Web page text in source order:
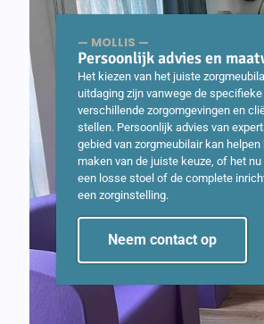
— MOLLIS —
Persoonlijk advies en
Het kiezen van het juiste
uitdaging zijn vanwege de
verschillende zorgomgevingen en
stellen. Persoonlijk advies van
gebied van zorgmeubilair kan helpen
maken van de juiste keuze, of het
een losse stoel of de complete
een zorginstelling.
Neem contact op